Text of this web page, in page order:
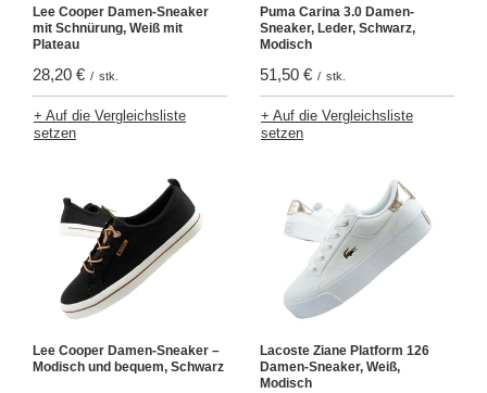
Lee Cooper Damen-Sneaker
mit Schnürung, Weiß mit
Plateau
28,20 € / stk.
+ Auf die Vergleichsliste
setzen
Puma Carina 3.0 Damen-
Sneaker, Leder, Schwarz,
Modisch
51,50 € / stk.
+ Auf die Vergleichsliste
setzen
Lee Cooper Damen-Sneaker –
Modisch und bequem, Schwarz
Lacoste Ziane Platform 126
Damen-Sneaker, Weiß,
Modisch